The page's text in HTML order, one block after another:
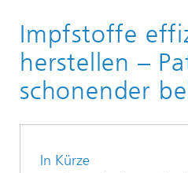
Referenzprojekte
Impfstoffe
herstellen –
schonender
In Kürze